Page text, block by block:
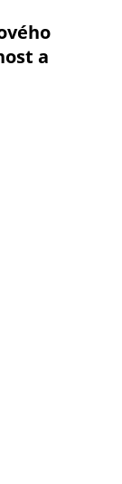
a